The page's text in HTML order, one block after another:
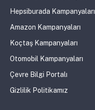
Hepsiburada Kampanyaları
Amazon Kampanyaları
Koçtaş Kampanyaları
Otomobil Kampanyaları
Çevre Bilgi Portalı
Gizlilik Politikamız